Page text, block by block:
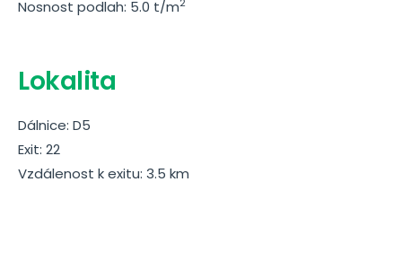
Nosnost podlah: 5.0 t/m
Lokalita
Dálnice: D5
Exit: 22
Vzdálenost k exitu: 3.5 km